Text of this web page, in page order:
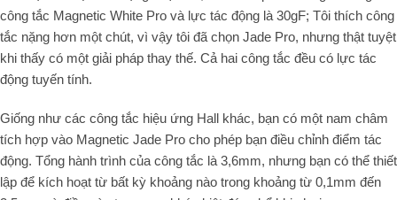
công tắc Magnetic White Pro và lực tác động là 30gF; Tôi thích công
tắc nặng hơn một chút, vì vậy tôi đã chọn Jade Pro, nhưng thật tuyệt
khi thấy có một giải pháp thay thế. Cả hai công tắc đều có lực tác
động tuyến tính.
Giống như các công tắc hiệu ứng Hall khác, bạn có một nam châm
tích hợp vào Magnetic Jade Pro cho phép bạn điều chỉnh điểm tác
động. Tổng hành trình của công tắc là 3,6mm, nhưng bạn có thể thiết
lập để kích hoạt từ bất kỳ khoảng nào trong khoảng từ 0,1mm đến